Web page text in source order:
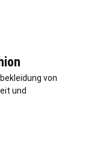
von
und